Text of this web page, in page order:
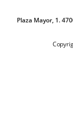
Plaza Mayor, 1.